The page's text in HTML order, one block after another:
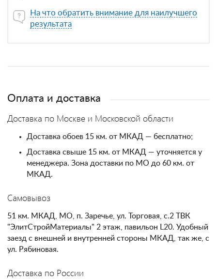
На что обратить внимание для наилучшего
результата
Оплата и доставка
Доставка по Москве и Московской области
Доставка обоев 15 км. от МКАД — бесплатно;
Доставка свыше 15 км. от МКАД — уточняется у
менеджера. Зона доставки по МО до 60 км. от
МКАД.
Самовывоз
51 км. МКАД, МО, п. Заречье, ул. Торговая, с.2 ТВК
"ЭлитСтройМатериалы" 2 этаж, павильон L20. Удобный
заезд с внешней и внутренней стороны МКАД, так же, с
ул. Рябиновая.
Доставка по России